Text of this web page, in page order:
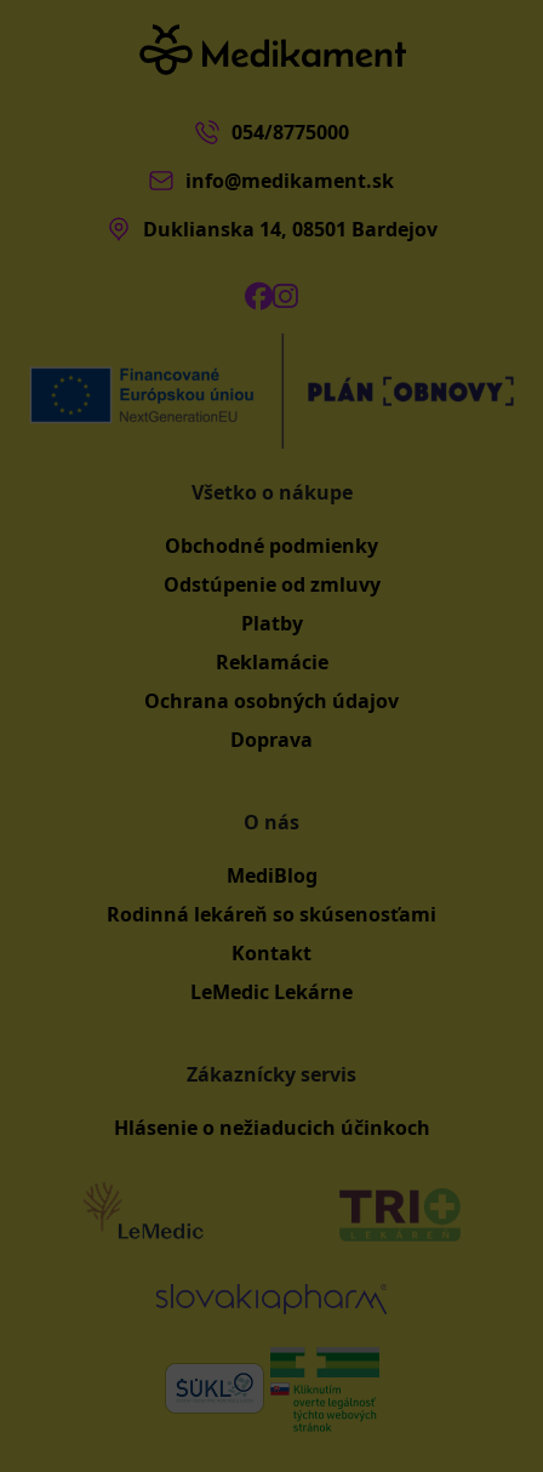
054/8775000
info@medikament.sk
Duklianska 14, 08501 Bardejov
Všetko o nákupe
Obchodné podmienky
Odstúpenie od zmluvy
Platby
Reklamácie
Ochrana osobných údajov
Doprava
O nás
MediBlog
Rodinná lekáreň so skúsenosťami
Kontakt
LeMedic Lekárne
Zákaznícky servis
Hlásenie o nežiaducich účinkoch